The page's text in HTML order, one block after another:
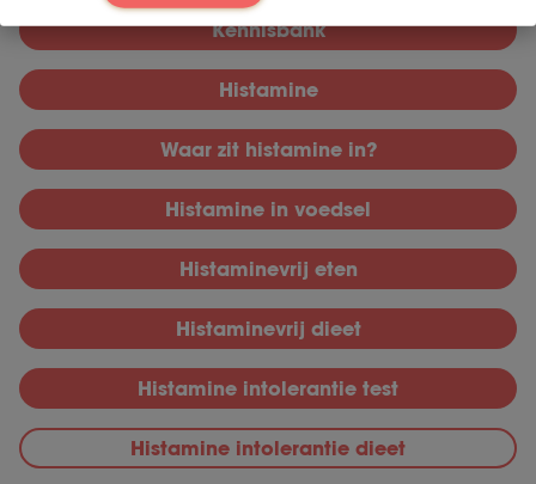
Kennisbank
Histamine
Waar zit histamine in?
Histamine in voedsel
Histaminevrij eten
Histaminevrij dieet
Histamine intolerantie test
Histamine intolerantie dieet